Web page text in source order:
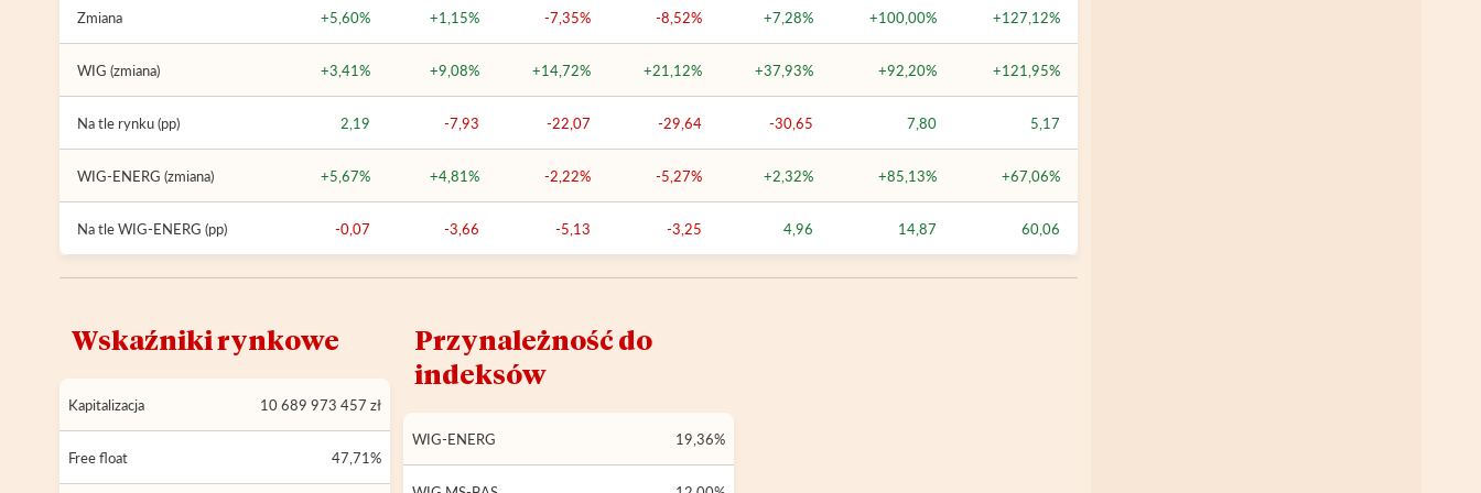
Zmiana +5,60% +1,15% -7,35% -8,52% +7,28% +100,00% +127,12%
WIG (zmiana) +3,41% +9,08% +14,72% +21,12% +37,93% +92,20% +121,95%
Na tle rynku (pp) 2,19 -7,93 -22,07 -29,64 -30,65 7,80 5,17
WIG-ENERG (zmiana) +5,67% +4,81% -2,22% -5,27% +2,32% +85,13% +67,06%
Na tle WIG-ENERG (pp) -0,07 -3,66 -5,13 -3,25 4,96 14,87 60,06
Wskaźniki rynkowe
Kapitalizacja 10 689 973 457 zł
Free float 47,71%
Przynależność do
indeksów
WIG-ENERG 19,36%